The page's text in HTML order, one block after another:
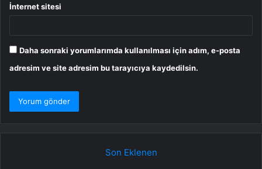
İnternet sitesi
Daha sonraki yorumlarımda kullanılması için adım, e-posta
adresim ve site adresim bu tarayıcıya kaydedilsin.
Son Eklenen